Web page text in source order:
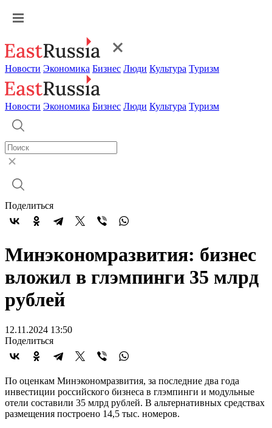
Новости Экономика Бизнес Люди Культура Туризм
Новости Экономика Бизнес Люди Культура Туризм
Поделиться
Минэкономразвития: бизнес
вложил в глэмпинги 35 млрд
рублей
12.11.2024 13:50
Поделиться
По оценкам Минэкономразвития, за последние два года
инвестиции российского бизнеса в глэмпинги и модульные
отели составили 35 млрд рублей. В альтернативных средствах
размещения построено 14,5 тыс. номеров.